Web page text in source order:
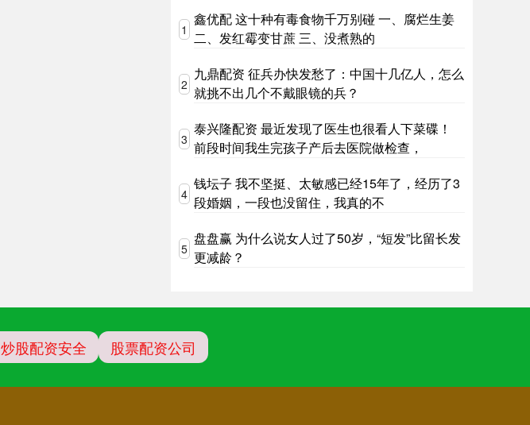
1
鑫优配 这十种有毒食物千万别碰 一、腐烂生姜
二、发红霉变甘蔗 三、没煮熟的
2
九鼎配资 征兵办快发愁了：中国十几亿人，怎么
就挑不出几个不戴眼镜的兵？
3
泰兴隆配资 最近发现了医生也很看人下菜碟！
前段时间我生完孩子产后去医院做检查，
4
钱坛子 我不坚挺、太敏感已经15年了，经历了3
段婚姻，一段也没留住，我真的不
5
盘盘赢 为什么说女人过了50岁，“短发”比留长发
更减龄？
炒股配资安全 股票配资公司